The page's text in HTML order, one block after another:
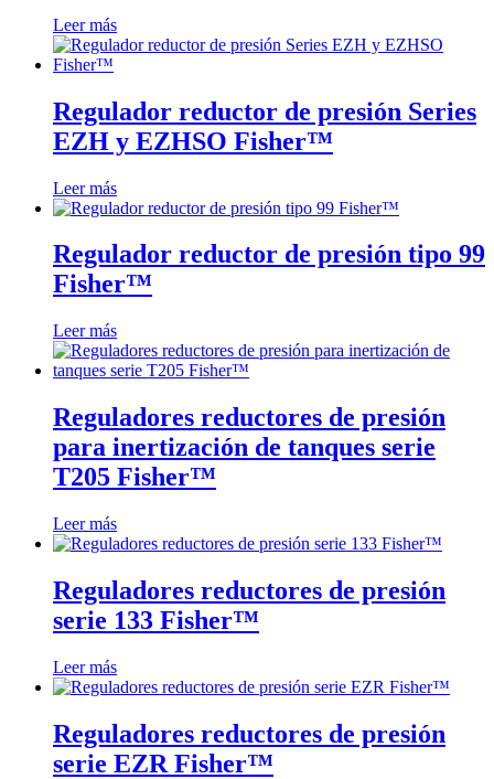
Leer más
Regulador reductor de presión Series
EZH y EZHSO Fisher™
Leer más
Regulador reductor de presión tipo 99
Fisher™
Leer más
Reguladores reductores de presión
para inertización de tanques serie
T205 Fisher™
Leer más
Reguladores reductores de presión
serie 133 Fisher™
Leer más
Reguladores reductores de presión
serie EZR Fisher™